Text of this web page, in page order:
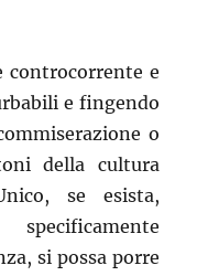
controcorrente e
e fingendo
o
della cultura
se esista,
si possa porre